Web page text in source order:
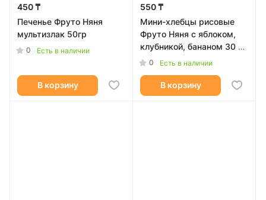
450 ₸
Печенье Фруто Няня
мультизлак 50гр
0 Есть в наличии
В корзину
550 ₸
Мини-хлебцы рисовые
Фруто Няня с яблоком,
клубникой, бананом 30 г
От 12 месяцев
0 Есть в наличии
В корзину